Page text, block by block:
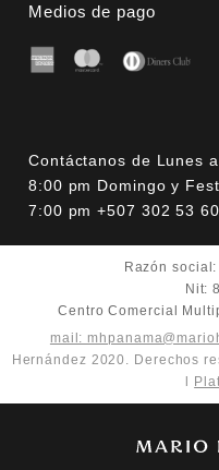
Medios de pago
Contáctanos de Lunes
8:00 pm Domingo y
7:00 pm +507 302 53
Razón
Nit:
Centro Comercial
mail:
Hernández 2020. Derechos